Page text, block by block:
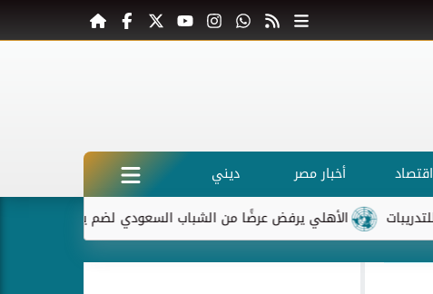
اقتصاد أخبار مصر
ديني
الأهلي يرفض عرضًا من الشباب السعودي لضم ياسر إبراهيم